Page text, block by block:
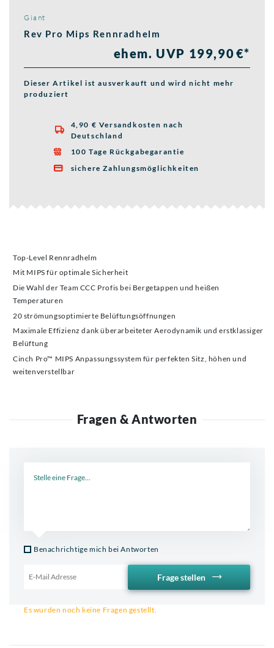
Giant
Rev Pro Mips Rennradhelm
ehem. UVP 199,90 €*
Dieser Artikel ist ausverkauft und wird nicht mehr
produziert

4,90 € Versandkosten nach
Deutschland
 100 Tage Rückgabegarantie
 sichere Zahlungsmöglichkeiten
Top-Level Rennradhelm
Mit MIPS für optimale Sicherheit
Die Wahl der Team CCC Profis bei Bergetappen und heißen
Temperaturen
20 strömungsoptimierte Belüftungsöffnungen
Maximale Effizienz dank überarbeiteter Aerodynamik und erstklassiger
Belüftung
Cinch Pro™ MIPS Anpassungssystem für perfekten Sitz, höhen und
weitenverstellbar
Fragen & Antworten
Benachrichtige mich bei Antworten
Frage stellen
Es wurden noch keine Fragen gestellt.